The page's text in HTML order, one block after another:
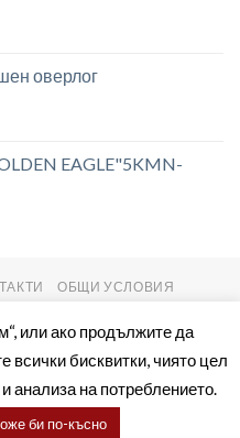
оверлог
EAGLE"5KMN-
ОБЩИ УСЛОВИЯ
или ако продължите да
всички бисквитки, чиято цел
анализа на потреблението.
би по-късно